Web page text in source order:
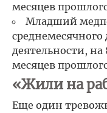
месяцев
Младший
среднемесячного
деятельности,
месяцев
«Жили на
Еще один